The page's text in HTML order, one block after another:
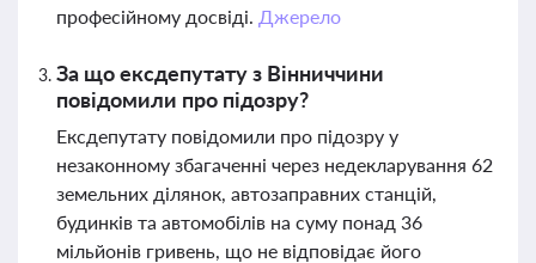
професійному досвіді. Джерело
За що ексдепутату з Вінниччини
повідомили про підозру?
Ексдепутату повідомили про підозру у
незаконному збагаченні через недекларування 62
земельних ділянок, автозаправних станцій,
будинків та автомобілів на суму понад 36
мільйонів гривень, що не відповідає його